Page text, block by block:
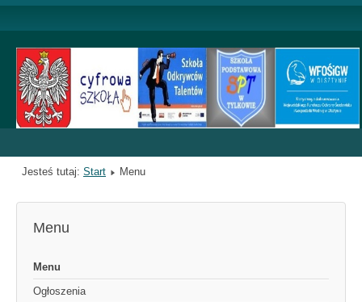
Jesteś tutaj: Start Menu
Menu
Menu
Ogłoszenia